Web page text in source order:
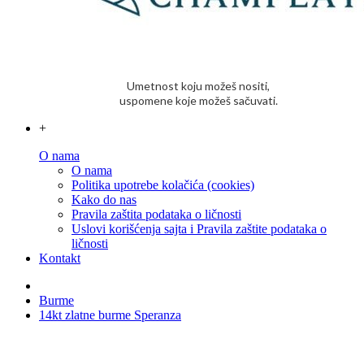
Umetnost koju možeš nositi,
uspomene koje možeš sačuvati.
+
O nama
O nama
Politika upotrebe kolačića (cookies)
Kako do nas
Pravila zaštita podataka o ličnosti
Uslovi korišćenja sajta i Pravila zaštite podataka o
ličnosti
Kontakt
Burme
14kt zlatne burme Speranza